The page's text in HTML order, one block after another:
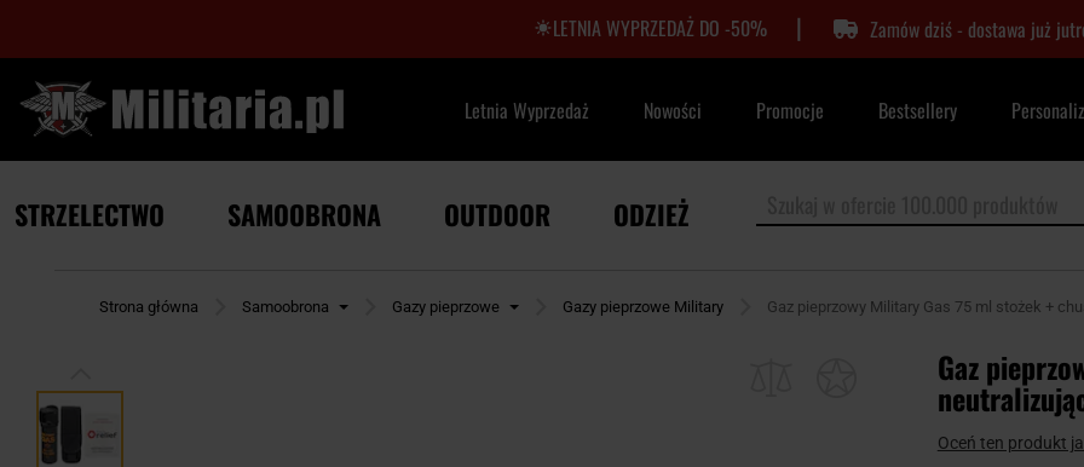
LETNIA WYPRZEDAŻ DO -50% | Zamów dziś - dostawa już
Letnia Wyprzedaż Nowości Promocje Bestsellery
STRZELECTWO SAMOOBRONA OUTDOOR ODZIEŻ
Strona główna Samoobrona Gazy pieprzowe Gazy pieprzowe Military Gaz pieprzowy Military Gas 75 ml stożek +
Gaz
Oceń ten produkt